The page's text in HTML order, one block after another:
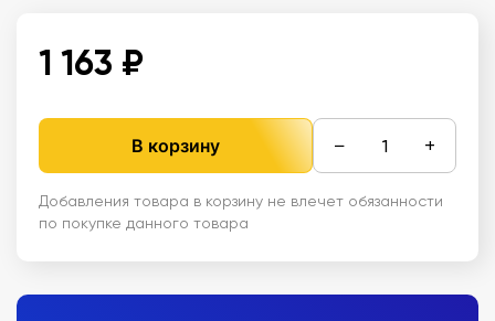
1 163 ₽
В корзину − +
Добавления товара в корзину не влечет обязанности
по покупке данного товара